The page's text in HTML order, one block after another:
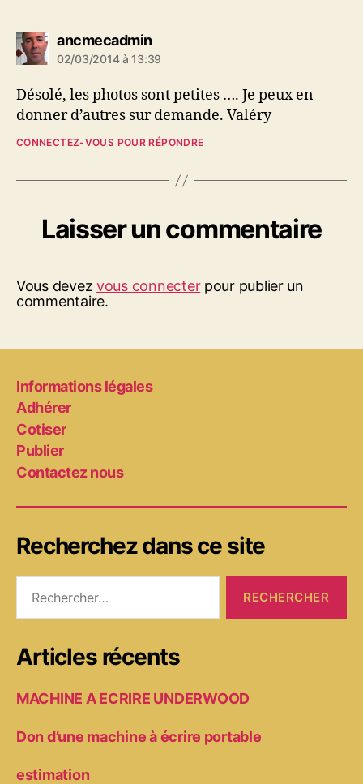
ancmecadmindit :
02/03/2014 à 13:39
Désolé, les photos sont petites …. Je peux en
donner d’autres sur demande. Valéry
CONNECTEZ-VOUS POUR RÉPONDRE
Laisser un commentaire
Vous devezvous connecterpour publier un
commentaire.
Informations légales
Adhérer
Cotiser
Publier
Contactez nous
Recherchez dans ce site
Articles récents
MACHINE A ECRIRE UNDERWOOD
Don d’une machine à écrire portable
estimation